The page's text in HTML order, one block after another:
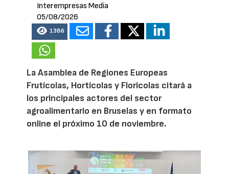
Interempresas Media
05/08/2026
1386
La Asamblea de Regiones Europeas
Frutícolas, Hortícolas y Florícolas citará a
los principales actores del sector
agroalimentario en Bruselas y en formato
online el próximo 10 de noviembre.